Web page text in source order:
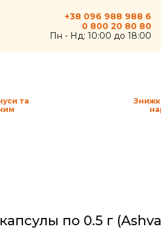
+38 096 988 988 6
0 800 2080 80
Пн - Hд: 10:00 до 18:00
та
по 0.5 г